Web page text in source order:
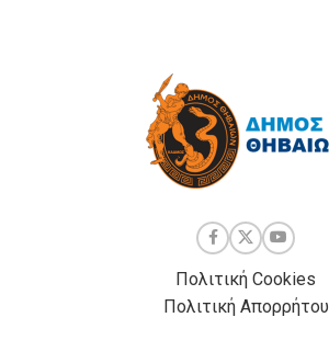
Πολιτική Cookies
Πολιτική Απορρήτου